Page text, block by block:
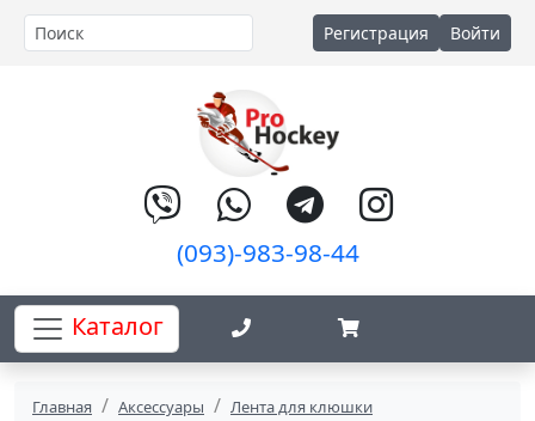
Регистрация Войти
(093)-983-98-44
Каталог
Главная Аксессуары
Лента для клюшки